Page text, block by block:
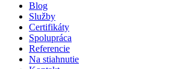
Blog
Služby
Certifikáty
Spolupráca
Referencie
Na stiahnutie